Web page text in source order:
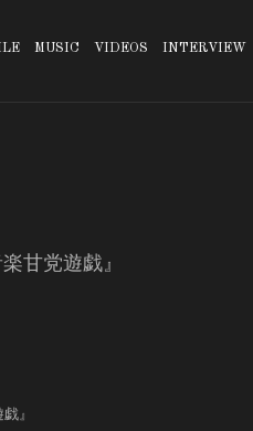
MUSIC VIDEOS INTERVIEW
甘党遊戯』
』